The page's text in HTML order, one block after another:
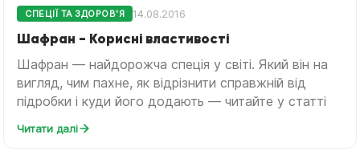
СПЕЦІЇ ТА ЗДОРОВ'Я 14.08.2016
Шафран - Корисні властивості
Шафран — найдорожча спеція у світі. Який він на
вигляд, чим пахне, як відрізнити справжній від
підробки і куди його додають — читайте у статті
Читати далі